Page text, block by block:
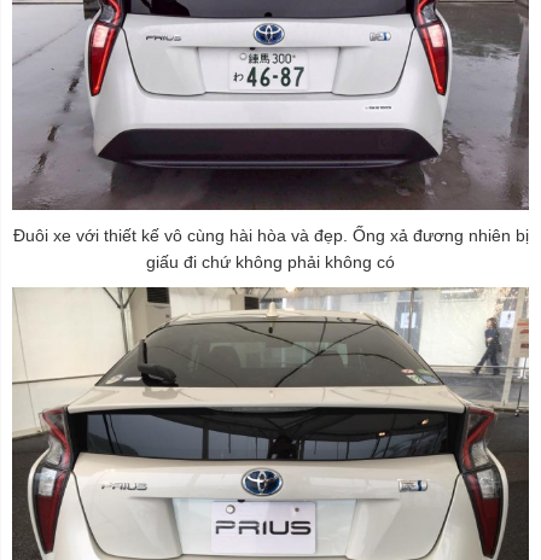
Đuôi xe với thiết kế vô cùng hài hòa và đẹp. Ống xả đương nhiên bị
giấu đi chứ không phải không có